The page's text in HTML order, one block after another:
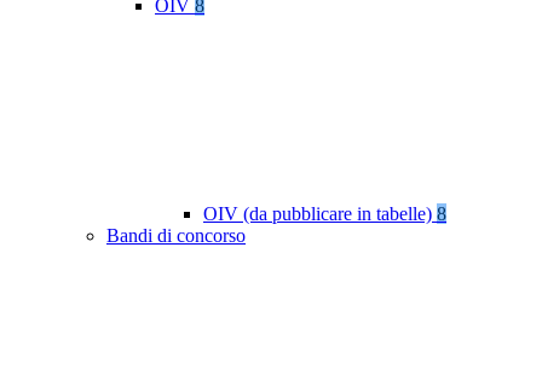
OIV 8
OIV (da pubblicare in tabelle) 8
Bandi di concorso